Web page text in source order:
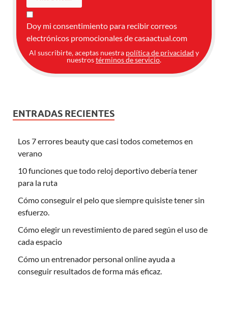
Doy mi consentimiento para recibir correos
electrónicos promocionales de casaactual.com
Al suscribirte, aceptas nuestra política de privacidad y
nuestrostérminos de servicio.
ENTRADAS RECIENTES
Los 7 errores beauty que casi todos cometemos en
verano
10 funciones que todo reloj deportivo debería tener
para la ruta
Cómo conseguir el pelo que siempre quisiste tener sin
esfuerzo.
Cómo elegir un revestimiento de pared según el uso de
cada espacio
Cómo un entrenador personal online ayuda a
conseguir resultados de forma más eficaz.